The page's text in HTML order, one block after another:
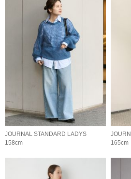
JOURNAL STANDARD LADYS
158cm
165cm